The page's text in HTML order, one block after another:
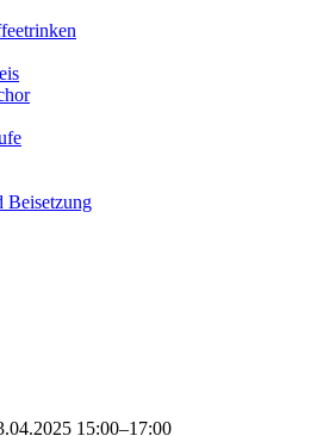
Beisetzung
15:00–17:00